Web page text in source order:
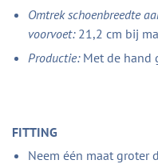
Omtrek schoenbreedte
voorvoet:21,2 cm bij
Productie:Met de hand
FITTING
Neem één maat groter